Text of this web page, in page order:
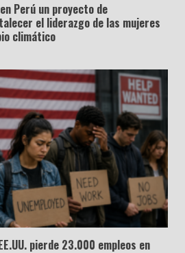
Perú un proyecto de
el liderazgo de las mujeres
climático
pierde 23.000 empleos en